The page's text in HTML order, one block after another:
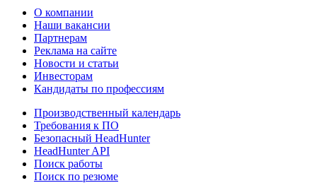
О компании
Наши вакансии
Партнерам
Реклама на сайте
Новости и статьи
Инвесторам
Кандидаты по профессиям
Производственный календарь
Требования к ПО
Безопасный HeadHunter
HeadHunter API
Поиск работы
Поиск по резюме